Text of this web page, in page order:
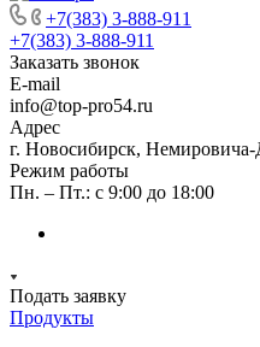
+7(383) 3-888-911
+7(383) 3-888-911
Заказать звонок
E-mail
info@top-pro54.ru
Адрес
г. Новосибирск,
Режим работы
Пн. – Пт.: с 9:00 до 18:00
Подать заявку
Продукты